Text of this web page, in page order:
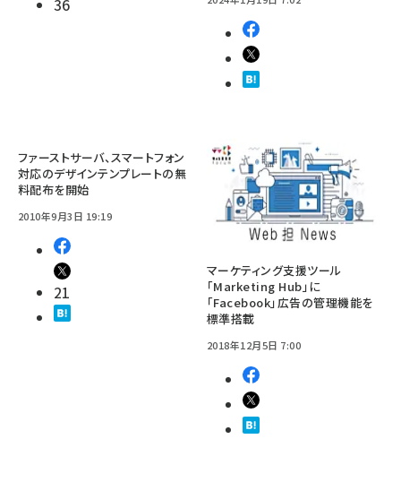
36
ファーストサーバ、スマートフォン
対応のデザインテンプレートの無
料配布を開始
2010年9月3日 19:19
21
マーケティング支援ツール
「Marketing Hub」に
「Facebook」広告の管理機能を
標準搭載
2018年12月5日 7:00